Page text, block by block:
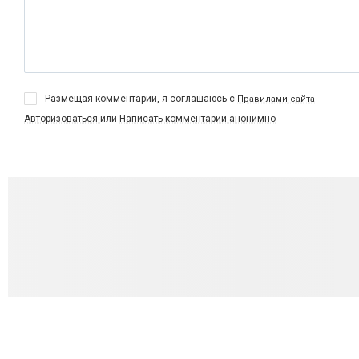
Размещая комментарий, я соглашаюсь с Правилами сайта
Авторизоваться или Написать комментарий анонимно